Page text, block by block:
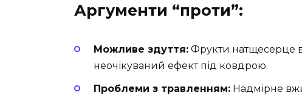
Аргументи “проти”:
Можливе здуття: Фрукти натщесерце
неочікуваний ефект під ковдрою.
Проблеми з травленням: Надмірне